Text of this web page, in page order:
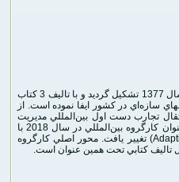
گروه‌کار كارشناسان رهيافت‌هاي فراگير مدیریت سیلاب كميته ملي آبياري و زهكشي ايران از سال 1377 تشكيل گردید و با تاليف 3 كتاب
سازه‌اي در كشور ايفا نموده است. از
تجارب دست اول بين‌المللي مديريت
سيلاب به كشور موجب گرديده كه ايران صاحب كرسي رياست اين كارگروه بين‌المللي شود. عنوان كارگروه بين‌المللي در سال 2018 با
تغيير يافت. محور اصلي كارگروه
تاليف كتابي تحت همين عنوان است.